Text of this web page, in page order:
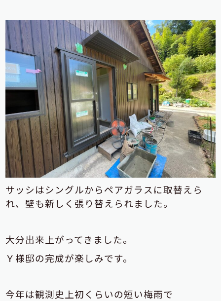
サッシはシングルからペアガラスに取替えら
れ、壁も新しく張り替えられました。
大分出来上がってきました。
Ｙ様邸の完成が楽しみです。
今年は観測史上初くらいの短い梅雨で